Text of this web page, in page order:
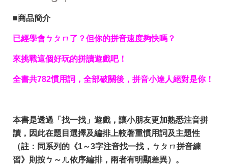
■商品簡介
已經學會ㄅㄆㄇ了？但你的拼音速度夠快嗎？
來挑戰這個好玩的拼讀遊戲吧！
全書共782慣用詞，全部破關後，拼音小達人絕對是你！
本書是透過「找一找」遊戲，讓小朋友更加熟悉注音拼
讀，因此在題目選擇及編排上較著重慣用詞及主題性
（註：同系列的《1～3字注音找一找，ㄅㄆㄇ拼音練
習》則按ㄅ～ㄦ依序編排，兩者有明顯差異）。